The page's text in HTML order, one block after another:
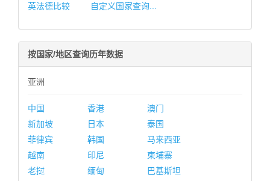
英法德比较
自定义国家查询...
按国家/地区查询历年数据
亚洲
中国 香港
澳门
新加坡
日本
泰国
菲律宾
韩国
马来西亚
越南
印尼
柬埔寨
老挝
缅甸
巴基斯坦